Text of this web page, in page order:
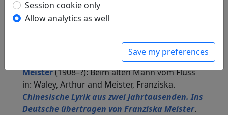
Pekinger Verlag, 1926. p. 86.
in: Oehlke, Waldemar.Chinesische Lyrik und
Sprichwörter. Bremen-Horn: Walter Dorn-
(1889–1966) andFranziska
Meister(1908–?): Beim alten Mann vom Fluss
in: Waley, Arthur and Meister, Franziska.
Chinesische Lyrik aus zwei Jahrtausenden. Ins
Deutsche übertragen von Franziska Meister.
Session cookie only
Allow analytics as well
Save my preferences